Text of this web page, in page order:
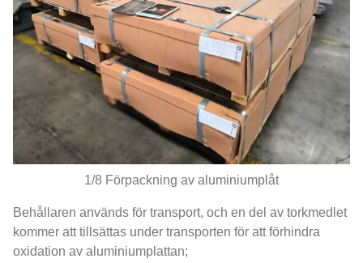
1/8 Förpackning av aluminiumplåt
Behållaren används för transport, och en del av torkmedlet
kommer att tillsättas under transporten för att förhindra
oxidation av aluminiumplattan;